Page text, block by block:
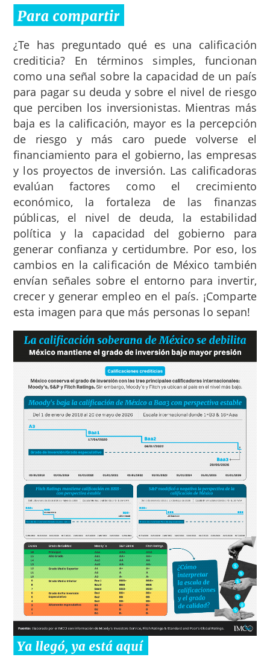
¿Te has preguntado qué es una calificación
crediticia? En términos simples, funcionan
como una señal sobre la capacidad de un país
para pagar su deuda y sobre el nivel de riesgo
que perciben los inversionistas. Mientras más
baja es la calificación, mayor es la percepción
de riesgo y más caro puede volverse el
financiamiento para el gobierno, las empresas
y los proyectos de inversión. Las calificadoras
evalúan factores como el crecimiento
económico, la fortaleza de las finanzas
públicas, el nivel de deuda, la estabilidad
política y la capacidad del gobierno para
generar confianza y certidumbre. Por eso, los
cambios en la calificación de México también
envían señales sobre el entorno para invertir,
crecer y generar empleo en el país. ¡Comparte
esta imagen para que más personas lo sepan!